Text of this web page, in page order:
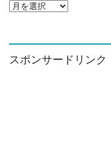
ア
イ
ブ
スポンサードリンク